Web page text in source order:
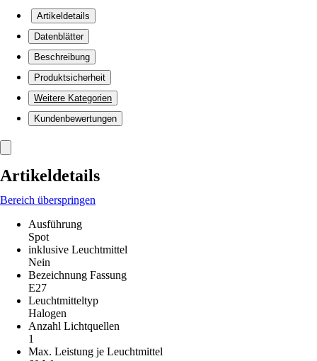
Artikeldetails
Datenblätter
Beschreibung
Produktsicherheit
Weitere Kategorien
Kundenbewertungen
Artikeldetails
Bereich überspringen
Ausführung
Spot
inklusive Leuchtmittel
Nein
Bezeichnung Fassung
E27
Leuchtmitteltyp
Halogen
Anzahl Lichtquellen
1
Max. Leistung je Leuchtmittel